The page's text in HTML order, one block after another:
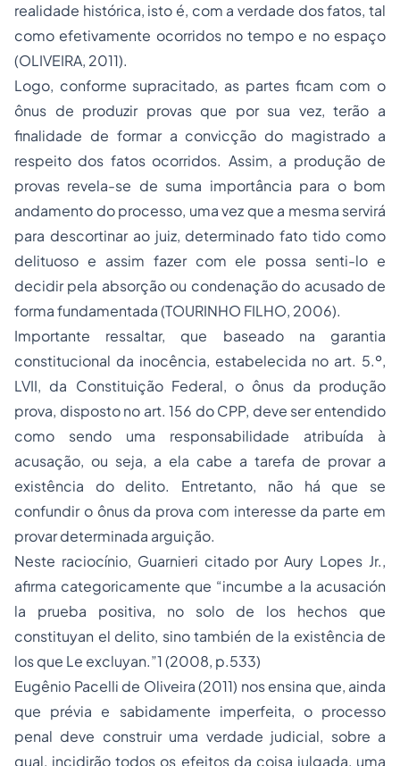
realidade histórica, isto é, com a verdade dos fatos, tal
como efetivamente ocorridos no tempo e no espaço
(OLIVEIRA, 2011).
Logo, conforme supracitado, as partes ficam com o
ônus de produzir provas que por sua vez, terão a
finalidade de formar a convicção do magistrado a
respeito dos fatos ocorridos. Assim, a produção de
provas revela-se de suma importância para o bom
andamento do processo, uma vez que a mesma servirá
para descortinar ao juiz, determinado fato tido como
delituoso e assim fazer com ele possa senti-lo e
decidir pela absorção ou condenação do acusado de
forma fundamentada (TOURINHO FILHO, 2006).
Importante ressaltar, que baseado na garantia
constitucional da inocência, estabelecida no art. 5.º,
LVII, da Constituição Federal, o ônus da produção
prova, disposto no art. 156 do CPP, deve ser entendido
como sendo uma responsabilidade atribuída à
acusação, ou seja, a ela cabe a tarefa de provar a
existência do delito. Entretanto, não há que se
confundir o ônus da prova com interesse da parte em
provar determinada arguição.
Neste raciocínio, Guarnieri citado por Aury Lopes Jr.,
afirma categoricamente que “incumbe a la acusación
la prueba positiva, no solo de los hechos que
constituyan el delito, sino también de la existência de
los que Le excluyan.”1(2008, p.533)
Eugênio Pacelli de Oliveira (2011) nos ensina que, ainda
que prévia e sabidamente imperfeita, o processo
penal deve construir uma verdade judicial, sobre a
qual, incidirão todos os efeitos da coisa julgada, uma